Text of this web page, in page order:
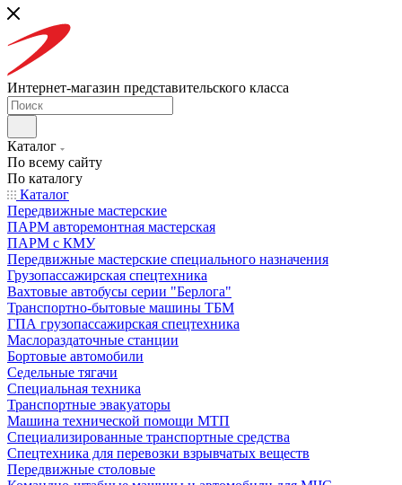
Интернет-магазин представительского класса
Каталог
По всему сайту
По каталогу
Каталог
Передвижные мастерские
ПАРМ авторемонтная мастерская
ПАРМ с КМУ
Передвижные мастерские специального назначения
Грузопассажирская спецтехника
Вахтовые автобусы серии "Берлога"
Транспортно-бытовые машины ТБМ
ГПА грузопассажирская спецтехника
Маслораздаточные станции
Бортовые автомобили
Седельные тягачи
Специальная техника
Транспортные эвакуаторы
Машина технической помощи МТП
Специализированные транспортные средства
Спецтехника для перевозки взрывчатых веществ
Передвижные столовые